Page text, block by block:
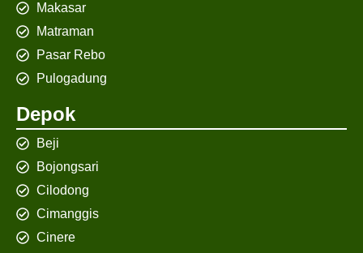
Makasar
Matraman
Pasar Rebo
Pulogadung
Depok
Beji
Bojongsari
Cilodong
Cimanggis
Cinere